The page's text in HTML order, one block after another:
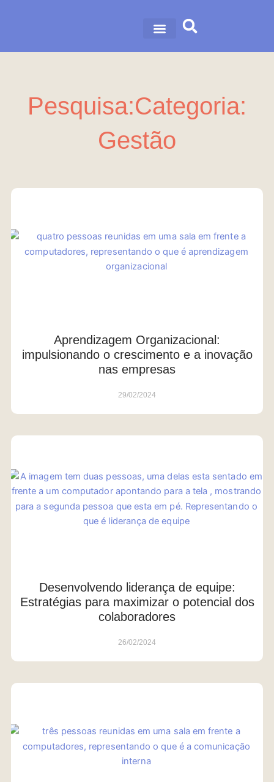
conteúdo
Pesquisa:Categoria:
Gestão
Aprendizagem Organizacional:
impulsionando o crescimento e a inovação
nas empresas
29/02/2024
Desenvolvendo liderança de equipe:
Estratégias para maximizar o potencial dos
colaboradores
26/02/2024